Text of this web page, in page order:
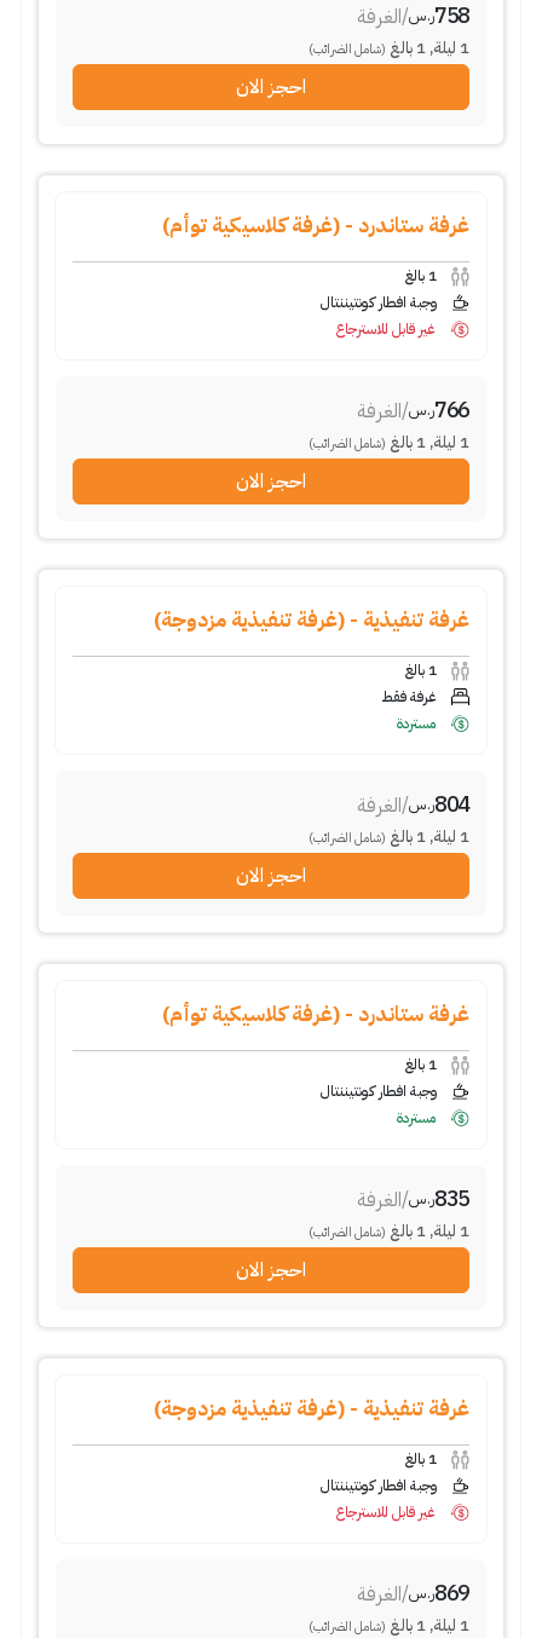
758ر.س/الغرفة
1 ليلة,
1 بالغ (شامل الضرائب)
احجز الان
غرفة ستاندرد - (غرفة كلاسيكية توأم)
1 بالغ
وجبة افطار كونتيننتال
غير قابل للاسترجاع
766ر.س/الغرفة
1 ليلة,
1 بالغ (شامل الضرائب)
احجز الان
غرفة تنفيذية - (غرفة تنفيذية مزدوجة)
1 بالغ
غرفة فقط
مستردة
804ر.س/الغرفة
1 ليلة,
1 بالغ (شامل الضرائب)
احجز الان
غرفة ستاندرد - (غرفة كلاسيكية توأم)
1 بالغ
وجبة افطار كونتيننتال
مستردة
835ر.س/الغرفة
1 ليلة,
1 بالغ (شامل الضرائب)
احجز الان
غرفة تنفيذية - (غرفة تنفيذية مزدوجة)
1 بالغ
وجبة افطار كونتيننتال
غير قابل للاسترجاع
869ر.س/الغرفة
1 ليلة,
1 بالغ (شامل الضرائب)